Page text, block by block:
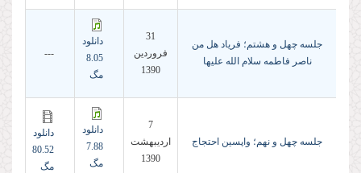
جلسه چهل و هشتم؛ فریاد هل من
ناصر فاطمه سلام الله علیها
31
فروردين
1390
دانلود
8.05
مگ
---
جلسه چهل و نهم؛ واپسین احتجاج
7
ارديبهشت
1390
دانلود
7.88
مگ
دانلود
80.52
مگ